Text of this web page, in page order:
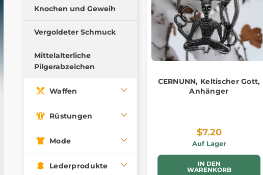
Kleine
Historischen Glasperlen
Schmuckzubehör
Knochen und Geweih
Vergoldeter Schmuck
Mittelalterliche
Pilgerabzeichen
Waffen
Rüstungen
Mode
Lederprodukte
CERNUNN, Keltischer Gott,
Anhänger
$7.20
Auf Lager
IN DEN
WARENKORB